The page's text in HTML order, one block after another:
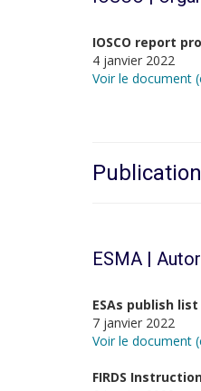
IOSCO report
4 janvier 2022
Voir le document
ESMA |
ESAs publish
7 janvier 2022
Voir le document
FIRDS